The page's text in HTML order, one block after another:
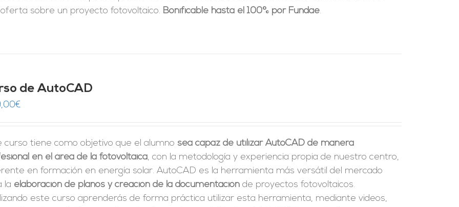
sobre un proyecto fotovoltaico. Bonificable hasta el 100% por Fundae.
de AutoCAD
€
curso tiene como objetivo que el alumno sea capaz de utilizar AutoCAD de manera
en el área de la fotovoltaica, con la metodología y experiencia propia de nuestro centro,
en formación en energía solar. AutoCAD es la herramienta más versátil del mercado
la elaboración de planos y creación de la documentación de proyectos fotovoltaicos.
este curso aprenderás de forma práctica utilizar esta herramienta, mediante videos,